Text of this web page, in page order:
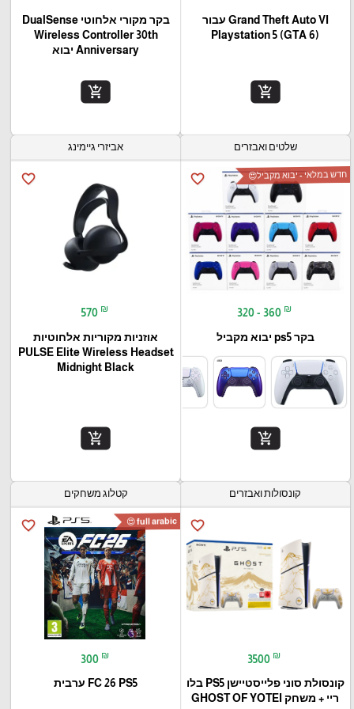
Grand Theft Auto VI עבור
(Playstation 5 (GTA 6
add_shopping_cart
בקר מקורי אלחוטי DualSense
Wireless Controller 30th
Anniversary יבוא
add_shopping_cart
שלטים ואבזרים
favorite_border חדש במלאי - יבוא מקביל😍
320 - 360 ₪
בקר ps5 יבוא מקביל
add_shopping_cart
אביזרי גיימינג
favorite_border
570 ₪
אוזניות מקוריות אלחוטיות
PULSE Elite Wireless Headset
Midnight Black
add_shopping_cart
קונסולות ואבזרים
favorite_border
3500 ₪
קונסולת סוני פלייסטיישן PS5 בלו
ריי + משחק GHOST OF YOTEI
קטלוג משחקים
favorite_border full arabic 😍
300 ₪
FC 26 PS5 ערבית